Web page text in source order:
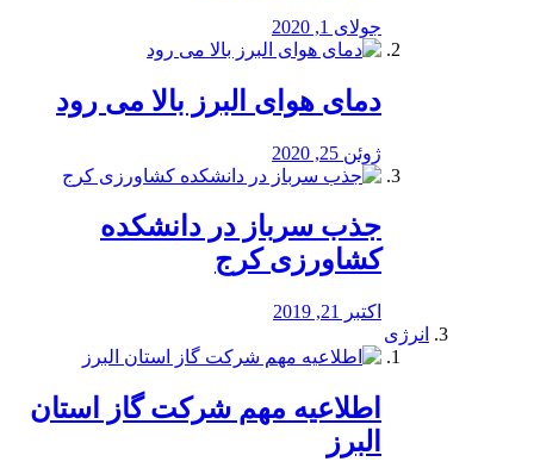
جولای 1, 2020
دمای هوای البرز بالا می رود
ژوئن 25, 2020
جذب سرباز در دانشکده
کشاورزی کرج
اکتبر 21, 2019
انرژی
️اطلاعیه مهم شرکت گاز استان
البرز